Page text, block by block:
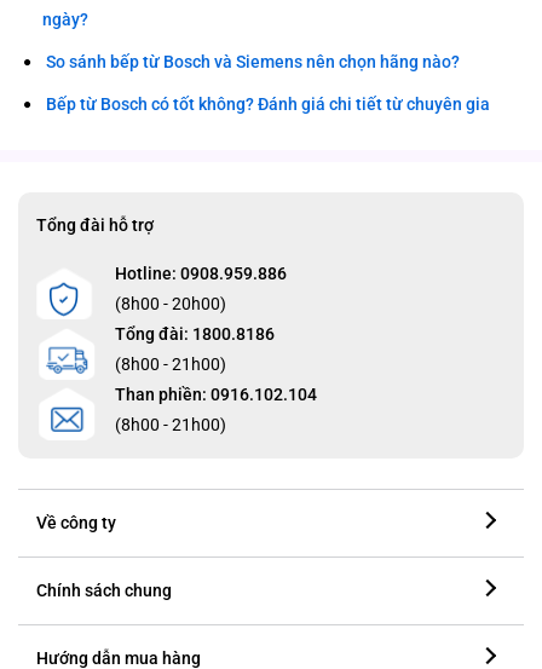
ngày?
So sánh bếp từ Bosch và Siemens nên chọn hãng nào?
Bếp từ Bosch có tốt không? Đánh giá chi tiết từ chuyên gia
Tổng đài hỗ trợ
Hotline: 0908.959.886
(8h00 - 20h00)
Tổng đài: 1800.8186
(8h00 - 21h00)
Than phiền: 0916.102.104
(8h00 - 21h00)
Về công ty
Chính sách chung
Hướng dẫn mua hàng